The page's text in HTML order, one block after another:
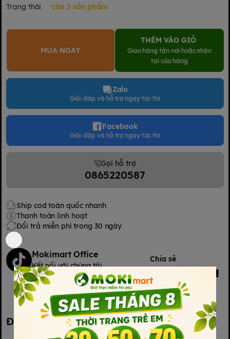
Trạng thái còn 2 sản phẩm
MUA NGAY
THÊM VÀO GIỎ
Giao hàng tận nơi hoặc nhận
tại cửa hàng
Zalo
Giải đáp và hỗ trợ ngay tức thì
Facebook
Giải đáp và hỗ trợ ngay tức thì
Gọi hỗ trợ
0865220587
Ship cod toàn quốc nhanh
Thanh toán linh hoạt
Đổi trả miễn phí trong 30 ngày
Mokimart Office
Kết nối với chúng tôi
Kết nối với chúng tôi
Chia sẻ
Đặc điểm nổi bật